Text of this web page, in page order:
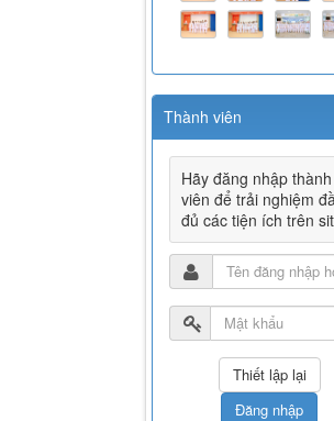
Thành viên
Hãy đăng nhập thành
viên để trải nghiệm
đủ các tiện ích trên
Đăng nhập